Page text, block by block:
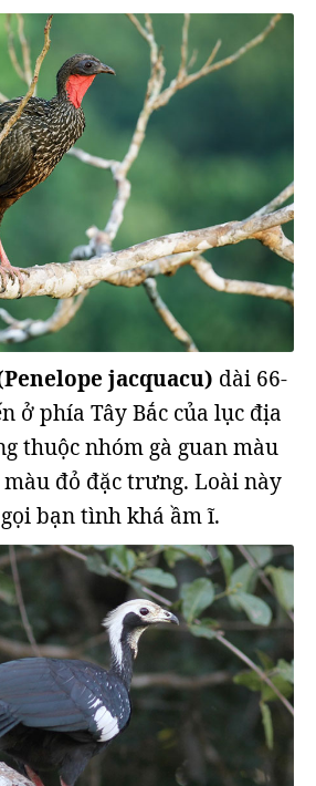
jacquacu) dài 66-
ở phía Tây Bắc của lục địa
thuộc nhóm gà guan màu
màu đỏ đặc trưng. Loài này
bạn tình khá ầm ĩ.